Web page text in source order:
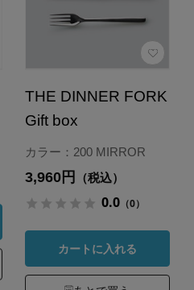
THE DINNER FORK
Gift box
カラー：200 MIRROR
3,960円 （税込）
0.0（0）
カートに入れる